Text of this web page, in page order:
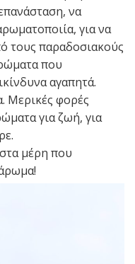
να
για να
τους παραδοσιακούς
που
αγαπητά.
Μερικές φορές
για ζωή, για
μέρη που